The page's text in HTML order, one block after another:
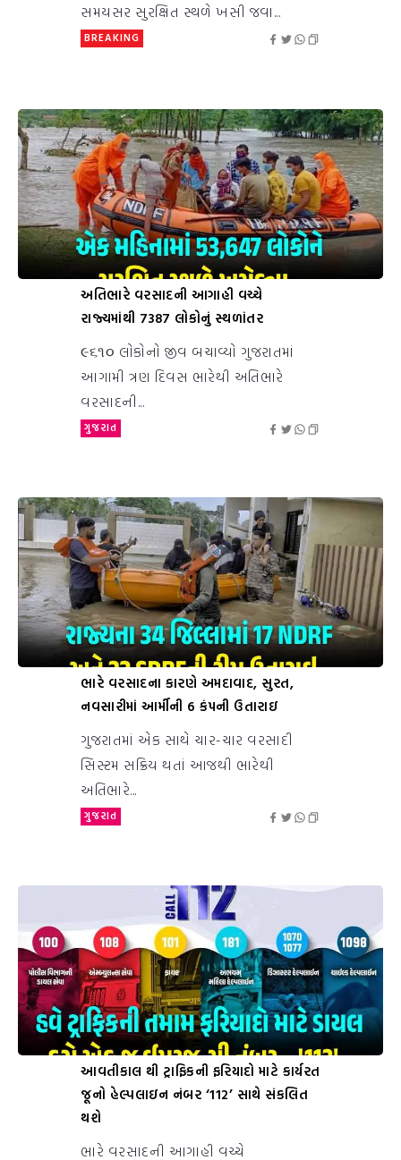
સમયસર સુરક્ષિત સ્થળે ખસી જવા...
BREAKING
અતિભારે વરસાદની આગાહી વચ્ચે
રાજ્યમાંથી 7387 લોકોનું સ્થળાંતર
૯૬૧૦ લોકોનો જીવ બચાવ્યો ગુજરાતમાં
આગામી ત્રણ દિવસ ભારેથી અતિભારે
વરસાદની...
ગુજરાત
ભારે વરસાદના કારણે અમદાવાદ, સુરત,
નવસારીમાં આર્મીની 6 કંપની ઉતારાઇ
ગુજરાતમાં એક સાથે ચાર-ચાર વરસાદી
સિસ્ટમ સક્રિય થતાં આજથી ભારેથી
અતિભારે...
ગુજરાત
આવતીકાલ થી ટ્રાફિકની ફરિયાદો માટે કાર્યરત
જૂનો હેલ્પલાઇન નંબર ‘112’ સાથે સંકલિત
થશે
ભારે વરસાદની આગાહી વચ્ચે